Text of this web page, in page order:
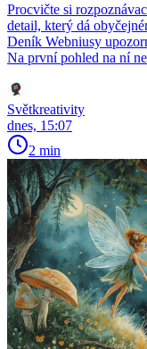
Procvičte si
detail, který dá
Deník Webniusy
Na první pohled na ní
Světkreativity
dnes, 15:07
2 min